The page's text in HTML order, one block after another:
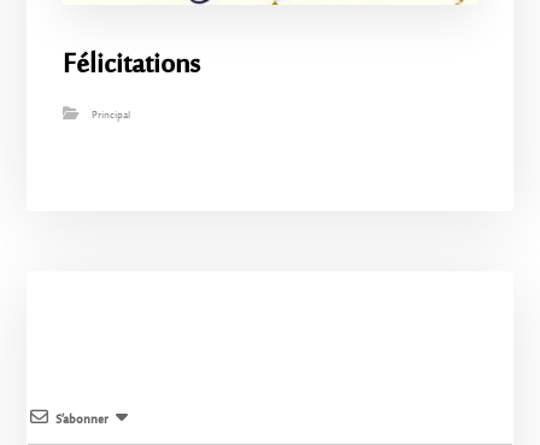
Félicitations
Principal
S’abonner